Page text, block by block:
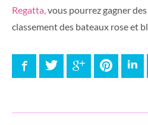
Regatta,vous pourrez gagner
classement des bateaux rose et
FacebookTwitter Google+ Pinterest